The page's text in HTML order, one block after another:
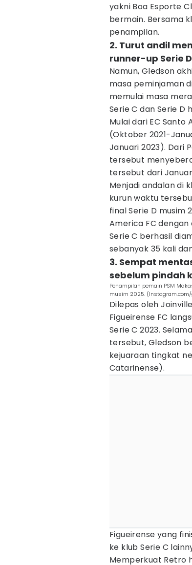
yakni Boa Esporte
bermain. Bersama
penampilan.
2. Turut andil
runner-up Serie
Namun, Gledson
masa peminjaman
memulai masa
Serie C dan Serie D
Mulai dari EC Santo
(Oktober 2021-
Januari 2023). Dari
tersebut
tersebut dari
Menjadi andalan di
kurun waktu
final Serie D musim
America FC
Serie C berhasil
sebanyak 35 kali
3. Sempat
sebelum pindah
Penampilan pemain PSM
musim 2025.
Dilepas oleh
Figueirense FC
Serie C 2023.
tersebut, Gledson
kejuaraan tingkat
Catarinense).
Figueirense yang
ke klub Serie C
Memperkuat Retro